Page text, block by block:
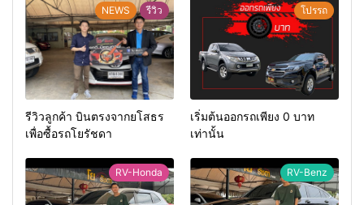
NEWS รีวิว
รีวิวลูกค้า บินตรงจากยโสธร
เพื่อซื้อรถโยรัชดา
โปรรถ
เริ่มต้นออกรถเพียง 0 บาท
เท่านั้น
RV-Honda RV-Benz